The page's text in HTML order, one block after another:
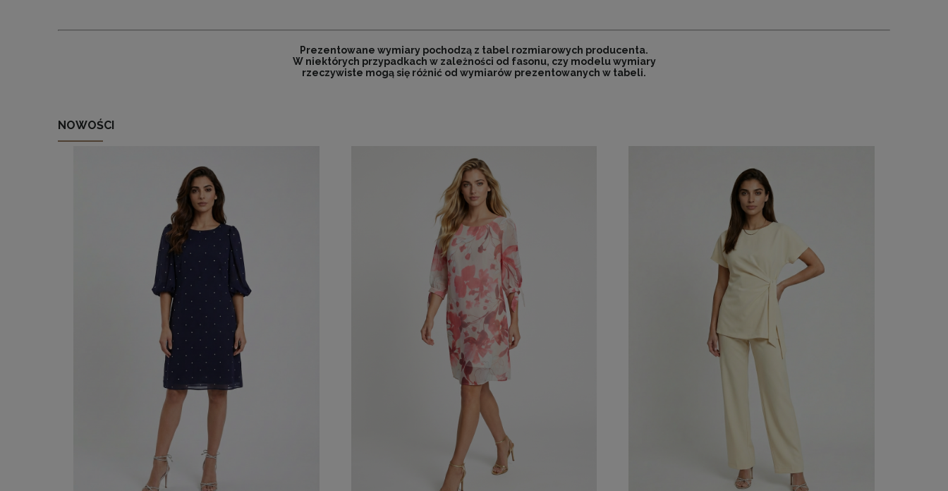
Prezentowane wymiary pochodzą z tabel rozmiarowych producenta.
W niektórych przypadkach w zależności od fasonu, czy modelu wymiary
rzeczywiste mogą się różnić od wymiarów prezentowanych w tabeli.
NOWOŚCI